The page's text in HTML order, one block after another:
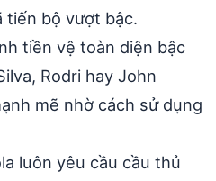
tiến bộ vượt bậc.
tiền vệ toàn diện bậc
Rodri hay John
mẽ nhờ cách sử dụng
luôn yêu cầu cầu thủ